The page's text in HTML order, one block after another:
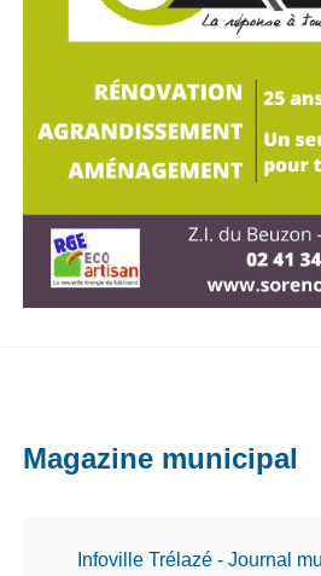
Magazine municipal
Infoville Trélazé - Journal